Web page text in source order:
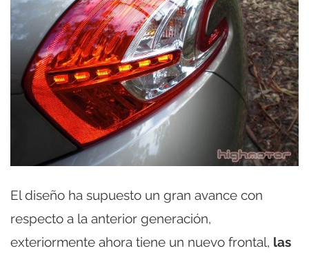
El diseño ha supuesto un gran avance con
respecto a la anterior generación,
exteriormente ahora tiene un nuevo frontal, las